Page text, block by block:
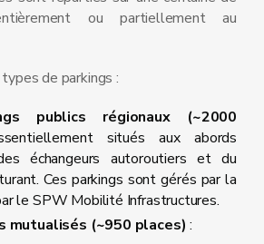
ou partiellement au
de parkings :
publics régionaux (~2000
situés aux abords
échangeurs autoroutiers et du
Ces parkings sont gérés par la
le SPW Mobilité Infrastructures.
mutualisés (~950 places) :